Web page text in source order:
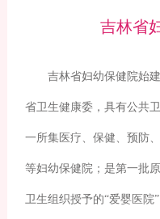
吉林省
吉林省妇幼保健院始
省卫生健康委，具有公共
一所集医疗、保健、预防
等妇幼保健院；是第一批
卫生组织授予的“爱婴医院